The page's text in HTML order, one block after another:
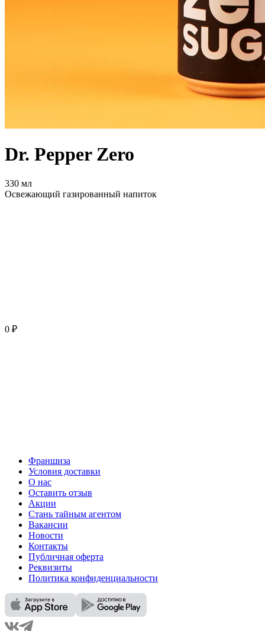
Dr. Pepper Zero
330 мл
Освежающий газированный напиток
0 ₽
Франшиза
Условия доставки
О нас
Оставить отзыв
Акции
Стань тайным агентом
Вакансии
Новости
Контакты
Публичная оферта
Реквизиты
Политика конфиденциальности